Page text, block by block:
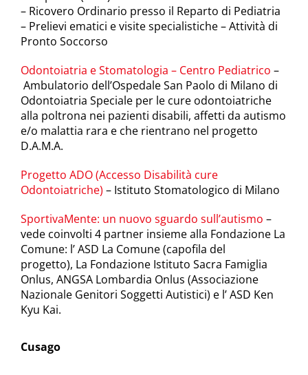
– Ricovero Ordinario presso il Reparto di Pediatria
– Prelievi ematici e visite specialistiche – Attività di
Pronto Soccorso
Odontoiatria e Stomatologia – Centro Pediatrico –
Ambulatorio dell’Ospedale San Paolo di Milano di
Odontoiatria Speciale per le cure odontoiatriche
alla poltrona nei pazienti disabili, affetti da autismo
e/o malattia rara e che rientrano nel progetto
D.A.M.A.
Progetto ADO (Accesso Disabilità cure
Odontoiatriche) – Istituto Stomatologico di Milano
SportivaMente: un nuovo sguardo sull’autismo –
vede coinvolti 4 partner insieme alla Fondazione La
Comune: l’ ASD La Comune (capofila del
progetto), La Fondazione Istituto Sacra Famiglia
Onlus, ANGSA Lombardia Onlus (Associazione
Nazionale Genitori Soggetti Autistici) e l’ ASD Ken
Kyu Kai.
Cusago